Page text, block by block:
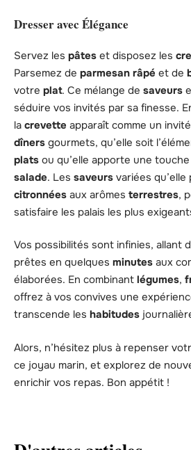
Dresser avec Élégance
Servez les pâtes et disposez les
Parsemez de parmesan râpé et de
votre plat. Ce mélange de saveurs
séduire vos invités par sa finesse.
la crevette apparaît comme un
dîners gourmets, qu’elle soit
plats ou qu’elle apporte une
salade. Les saveurs variées
citronnées aux arômes terrestres,
satisfaire les palais les plus
Vos possibilités sont infinies, allant
prêtes en quelques minutes aux
élaborées. En combinant légumes,
offrez à vos convives une
transcende les habitudes
Alors, n’hésitez plus à repenser
ce joyau marin, et explorez de
enrichir vos repas. Bon appétit !